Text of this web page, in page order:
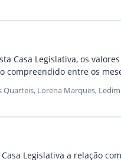
Casa Legislativa, os
compreendido entre os
Quarteis, Lorena Marques, Ledim
Legislativa a relação